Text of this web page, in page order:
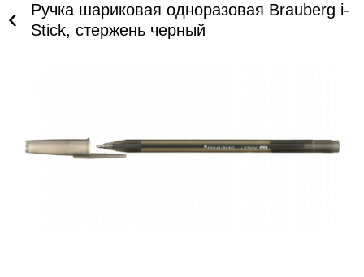
Ручка шариковая одноразовая Brauberg i-
Stick, стержень черный